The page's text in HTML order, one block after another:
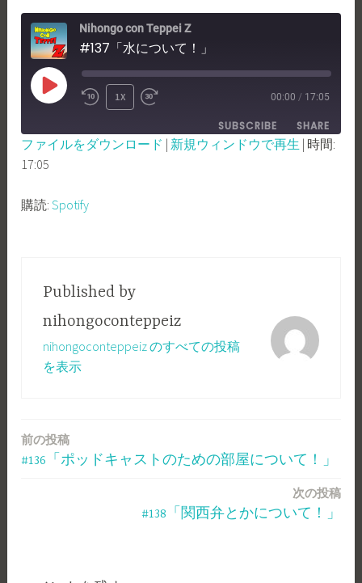
Nihongo con Teppei Z
#137「水について！」
PLAY
REWIND
10
SECONDS
1X
FAST
FORWARD
30
00:00 / 17:05
SUBSCRIBE SHARE
RSS FEED
SHARE
LINK
ファイルをダウンロード | 新規ウィンドウで再生 | 時間:
17:05
購読:Spotify
Published by
nihongoconteppeiz
nihongoconteppeiz のすべての投稿
を表示
投
前の投稿
#136「ポッドキャストのための部屋について！」
次の投稿
#138「関西弁とかについて！」